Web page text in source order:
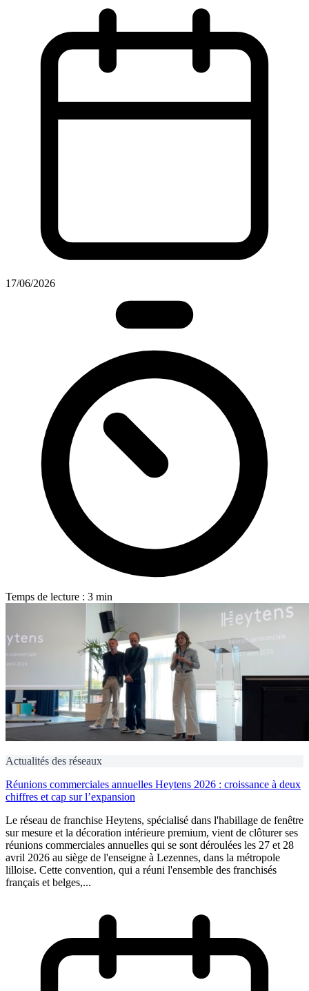
17/06/2026
Temps de lecture : 3 min
Actualités des réseaux
Réunions commerciales annuelles Heytens 2026 : croissance à deux
chiffres et cap sur l’expansion
Le réseau de franchise Heytens, spécialisé dans l'habillage de fenêtre
sur mesure et la décoration intérieure premium, vient de clôturer ses
réunions commerciales annuelles qui se sont déroulées les 27 et 28
avril 2026 au siège de l'enseigne à Lezennes, dans la métropole
lilloise. Cette convention, qui a réuni l'ensemble des franchisés
français et belges,...